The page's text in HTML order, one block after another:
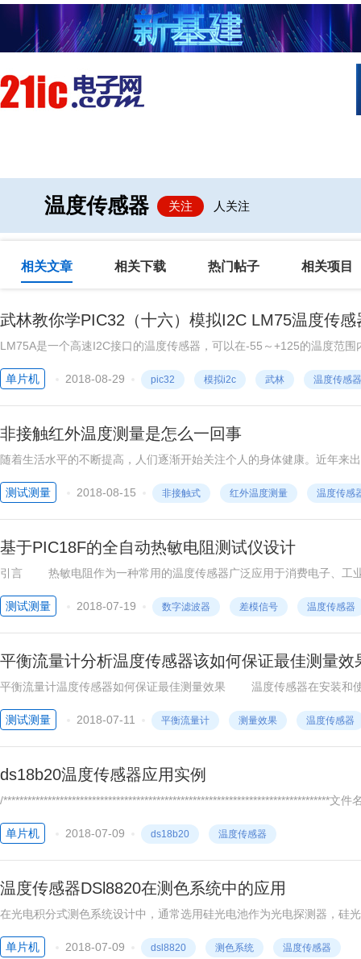
温度传感器 关注 人关注
相关文章 相关下载 热门帖子 相关项目
武林教你学PIC32（十六）模拟I2C LM75温度传感
LM75A是一个高速I2C接口的温度传感器，可以在-55～+125的温度范
通过I2C总线直接读取其内部寄存器中的数据，并可通过I2C对4个数据
单片机
2018-08-29 pic32 模拟i2c 武林 温度传感器
非接触红外温度测量是怎么一回事
随着生活水平的不断提高，人们逐渐开始关注个人的身体健康。近年来
度测量，被大量使用在额温枪、耳温枪、手机、智能充电宝……怎样才
测试测量
2018-08-15 非接触式 红外温度测量 温度传感
基于PIC18F的全自动热敏电阻测试仪设计
引言 热敏电阻作为一种常用的温度传感器广泛应用于消费电子、工
性能测试和标定环节非常关键。本文设计了一种能够实现对热敏电阻性
测试测量
2018-07-19 数字滤波器 差模信号 温度传感器
平衡流量计分析温度传感器该如何保证最佳测量效
平衡流量计温度传感器如何保证最佳测量效果 温度传感器在安装
装不当引入的误差 如热电偶安装的位置及插入深度不能反映炉膛的
测试测量
2018-07-11 平衡流量计 测量效果 温度传感器
ds18b20温度传感器应用实例
/*********************************************************************************
0测量温度并将温度值显示到液晶上****************************
单片机
2018-07-09 ds18b20 温度传感器
温度传感器DSl8820在测色系统中的应用
在光电积分式测色系统设计中，通常选用硅光电池作为光电探测器，硅
信号进行处理。由于标准光源照明体灯管壁温度较高，对探测器内部的
单片机
2018-07-09 dsl8820 测色系统 温度传感器